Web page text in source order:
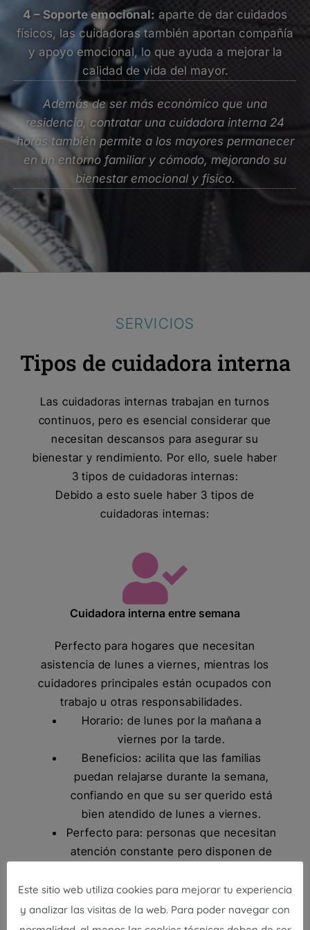
4 – Soporte emocional: aparte de dar cuidados
físicos, las cuidadoras también aportan compañía
y apoyo emocional, lo que ayuda a mejorar la
calidad de vida del mayor.
Además de ser más económico que una
residencia, contratar una cuidadora interna 24
horas también permite a los mayores permanecer
en un entorno familiar y cómodo, mejorando su
bienestar emocional y físico.
SERVICIOS
Tipos de cuidadora interna
Las cuidadoras internas trabajan en turnos
continuos, pero es esencial considerar que
necesitan descansos para asegurar su
bienestar y rendimiento. Por ello, suele haber
3 tipos de cuidadoras internas:
Debido a esto suele haber 3 tipos de
cuidadoras internas:
Cuidadora interna entre semana
Perfecto para hogares que necesitan
asistencia de lunes a viernes, mientras los
cuidadores principales están ocupados con
trabajo u otras responsabilidades.
Horario: de lunes por la mañana a
viernes por la tarde.
Beneficios: acilita que las familias
puedan relajarse durante la semana,
confiando en que su ser querido está
bien atendido de lunes a viernes.
Perfecto para: personas que necesitan
atención constante pero disponen de
Este sitio web utiliza cookies para mejorar tu experiencia
y analizar las visitas de la web. Para poder navegar con